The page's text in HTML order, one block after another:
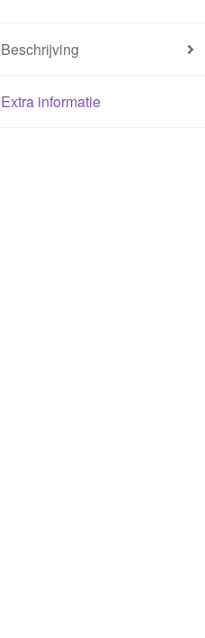
Beschrijving
Extra informatie